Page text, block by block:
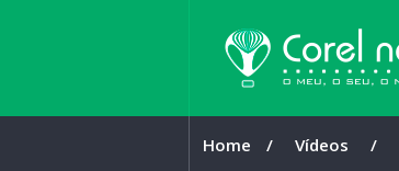
Home / Vídeos /